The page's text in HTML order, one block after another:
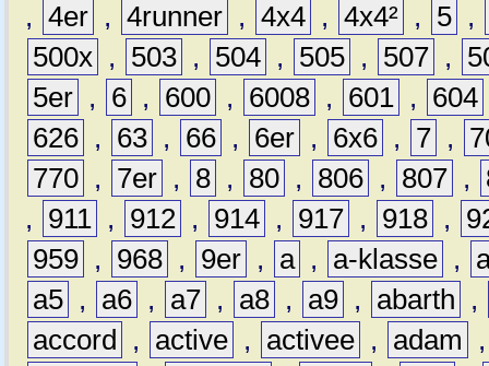
, 4er , 4runner , 4x4 , 4x4² , 5 ,
500x , 503 , 504 , 505 , 507 ,
5er , 6 , 600 , 6008 , 601 , 604
626 , 63 , 66 , 6er , 6x6 , 7 ,
770 , 7er , 8 , 80 , 806 , 807 ,
,
911 , 912 , 914 , 917 , 918 ,
959 , 968 , 9er , a , a-klasse ,
a5 , a6 , a7 , a8 , a9 , abarth
,
accord
, active , activee , adam